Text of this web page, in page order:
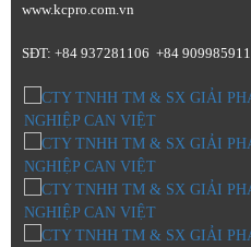
www.kcpro.com.vn
SĐT: +84 937281106 +84 909985911